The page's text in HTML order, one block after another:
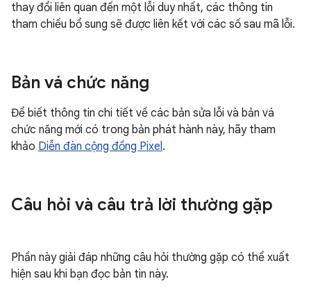
thay đổi liên quan đến một lỗi duy nhất, các thông tin
tham chiếu bổ sung sẽ được liên kết với các số sau mã lỗi.
Bản vá chức năng
Để biết thông tin chi tiết về các bản sửa lỗi và bản vá
chức năng mới có trong bản phát hành này, hãy tham
khảo Diễn đàn cộng đồng Pixel.
Câu hỏi và câu trả lời thường gặp
Phần này giải đáp những câu hỏi thường gặp có thể xuất
hiện sau khi bạn đọc bản tin này.